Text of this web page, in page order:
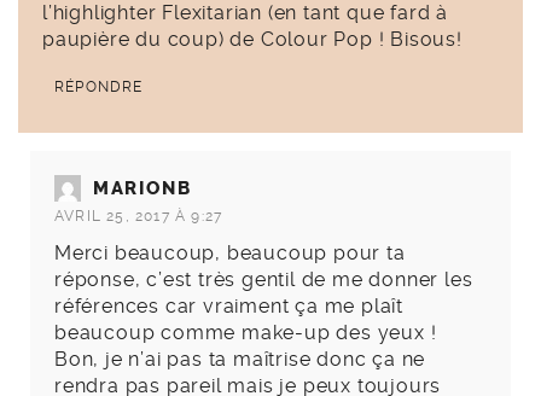
l’highlighter Flexitarian (en tant que fard à
paupière du coup) de Colour Pop ! Bisous!
RÉPONDRE
MARIONB
AVRIL 25, 2017 À 9:27
Merci beaucoup, beaucoup pour ta
réponse, c’est très gentil de me donner les
références car vraiment ça me plaît
beaucoup comme make-up des yeux !
Bon, je n’ai pas ta maîtrise donc ça ne
rendra pas pareil mais je peux toujours